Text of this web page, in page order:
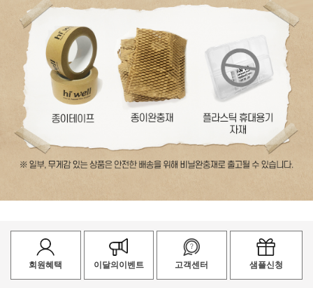
회원혜택 이달의이벤트 고객센터 샘플신청